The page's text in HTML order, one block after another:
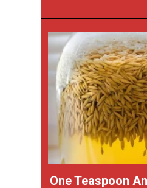
One Teaspoon